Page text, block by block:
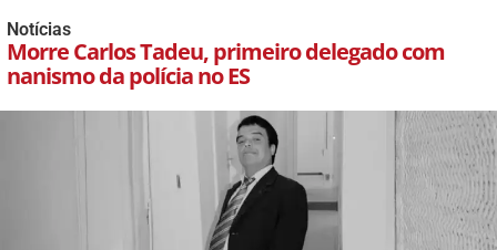
Notícias
Morre Carlos Tadeu, primeiro delegado com
nanismo da polícia no ES